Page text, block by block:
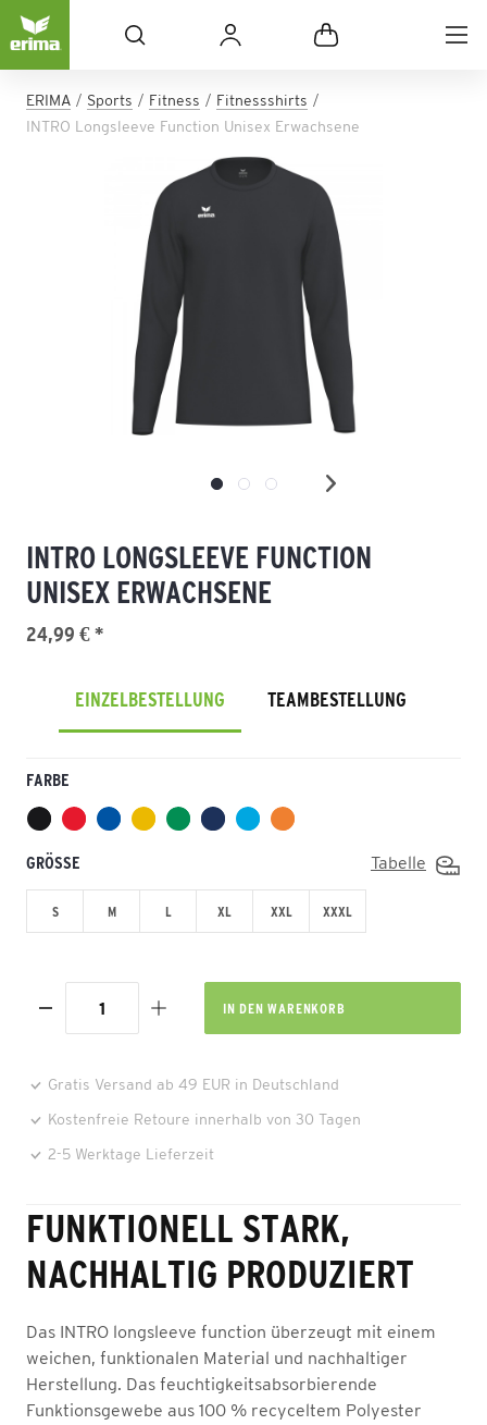
ERIMA Sports Fitness
Fitnessshirts
INTRO Longsleeve Function Unisex Erwachsene
INTRO LONGSLEEVE FUNCTION
UNISEX ERWACHSENE
24,99 € *
EINZELBESTELLUNG TEAMBESTELLUNG
FARBE
GRÖSSE Tabelle
S M L XL XXL XXXL
IN DEN WARENKORB
Gratis Versand ab 49 EUR in Deutschland
Kostenfreie Retoure innerhalb von 30 Tagen
2-5 Werktage Lieferzeit
FUNKTIONELL STARK,
NACHHALTIG PRODUZIERT
Das INTRO longsleeve function überzeugt mit einem
weichen, funktionalen Material und nachhaltiger
Herstellung. Das feuchtigkeitsabsorbierende
Funktionsgewebe aus 100 % recyceltem Polyester